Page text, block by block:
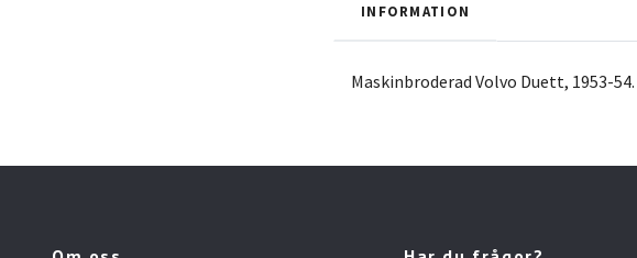
INFORMATION
Maskinbroderad Volvo Duett, 1953-54.